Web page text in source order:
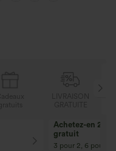
Achetez-en 2,
gratuit
3 pour 2, 6 pour 4,